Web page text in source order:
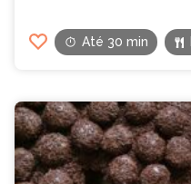
Até 30 min